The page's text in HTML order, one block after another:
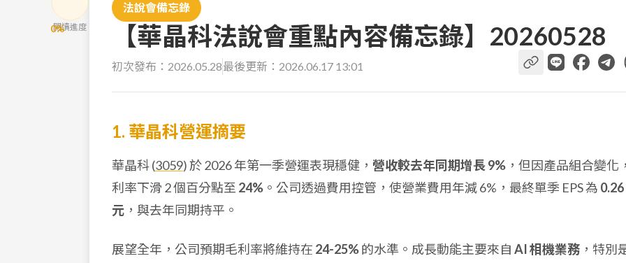
0%
閱讀進度
法說會備忘錄
【華晶科法說會重點內容備忘錄】20260528
初次發布： 2026.05.28最後更新： 2026.06.17 13:01
1. 華晶科營運摘要
華晶科 (3059) 於 2026 年第一季營運表現穩健， 營收較去年同期增長 9% ，但因產品組合變化
利率下滑 2 個百分點至 24% 。公司透過費用控管，使營業費用年減 6%，最終單季 EPS 為 0.26
元 ，與去年同期持平。
展望全年，公司預期毛利率將維持在 24-25%的水準。成長動能主要來自 AI 相機業務 ，特別